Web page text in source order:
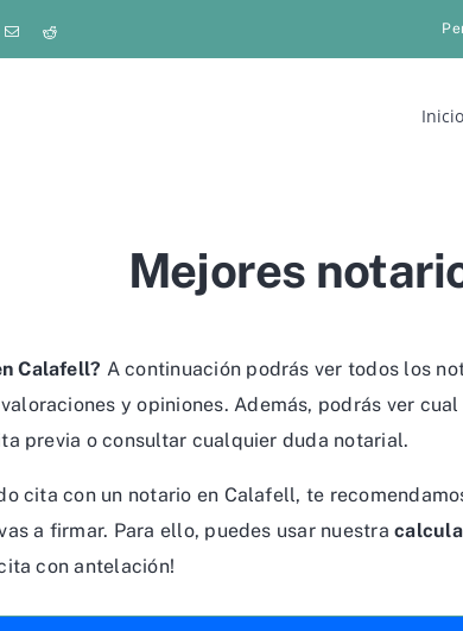
Correo
electrónico
Reddit
Inicio
Mejores
Calafell? A continuación podrás ver todos los
y opiniones. Además, podrás ver
previa o consultar cualquier duda notarial.
cita con un notario en Calafell, te
a firmar. Para ello, puedes usar nuestra
con antelación!